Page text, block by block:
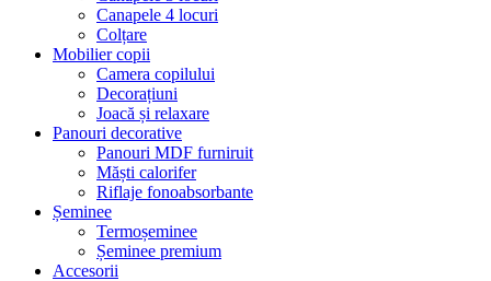
Canapele 4 locuri
Colțare
Mobilier copii
Camera copilului
Decorațiuni
Joacă și relaxare
Panouri decorative
Panouri MDF furniruit
Măști calorifer
Riflaje fonoabsorbante
Șeminee
Termoșeminee
Șeminee premium
Accesorii